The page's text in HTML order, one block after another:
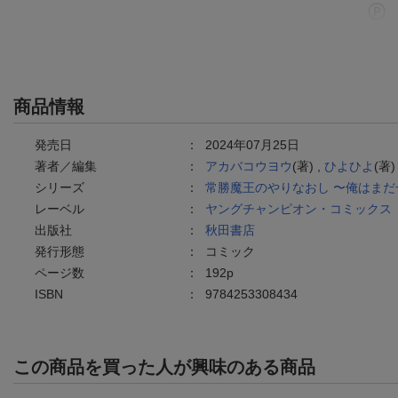
商品情報
発売日 ： 2024年07月25日
著者／編集
： アカバコウヨウ(著) , ひよひよ (著
シリーズ
： 常勝魔王のやりなおし 〜俺はま
レーベル
： ヤングチャンピオン・コミックス
出版社
： 秋田書店
発行形態
：
コミック
ページ数
： 192p
ISBN
： 9784253308434
この商品を買った人が興味のある商品